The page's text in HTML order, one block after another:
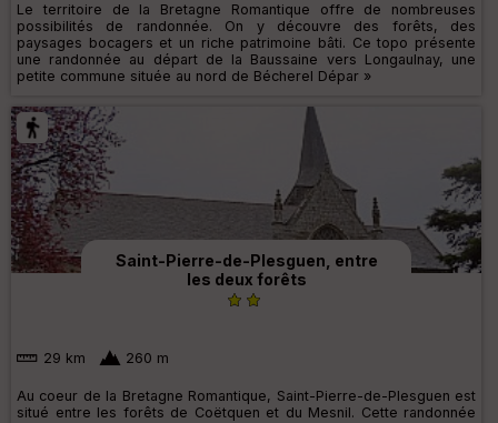
Le territoire de la Bretagne Romantique offre de nombreuses
possibilités de randonnée. On y découvre des forêts, des
paysages bocagers et un riche patrimoine bâti. Ce topo présente
une randonnée au départ de la Baussaine vers Longaulnay, une
petite commune située au nord de Bécherel Dépar »
Saint-Pierre-de-Plesguen, entre
les deux forêts
29 km 260 m
Au coeur de la Bretagne Romantique, Saint-Pierre-de-Plesguen est
situé entre les forêts de Coëtquen et du Mesnil. Cette randonnée